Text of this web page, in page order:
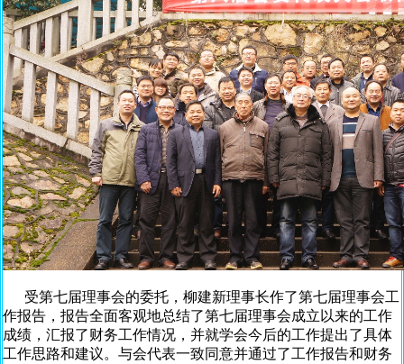
受第七届理事会的委托，柳建新理事长作了第七届理事会工
作报告，报告全面客观地总结了第七届理事会成立以来的工作
成绩，汇报了财务工作情况，并就学会今后的工作提出了具体
工作思路和建议。与会代表一致同意并通过了工作报告和财务